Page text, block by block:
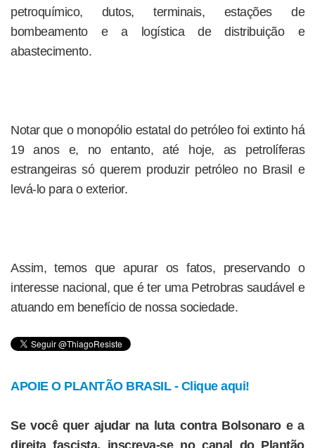
petroquímico, dutos, terminais, estações de
bombeamento e a logística de distribuição e
abastecimento.
Notar que o monopólio estatal do petróleo foi extinto há
19 anos e, no entanto, até hoje, as petrolíferas
estrangeiras só querem produzir petróleo no Brasil e
levá-lo para o exterior.
Assim, temos que apurar os fatos, preservando o
interesse nacional, que é ter uma Petrobras saudável e
atuando em benefício de nossa sociedade.
APOIE O PLANTÃO BRASIL - Clique aqui!
Se você quer ajudar na luta contra Bolsonaro e a
direita fascista, inscreva-se no canal do Plantão